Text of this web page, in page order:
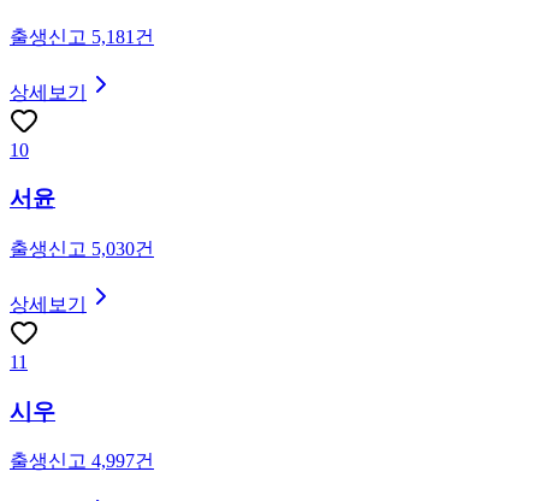
출생신고 5,181 건
상세보기
10
서윤
출생신고 5,030건
상세보기
11
시우
출생신고 4,997건